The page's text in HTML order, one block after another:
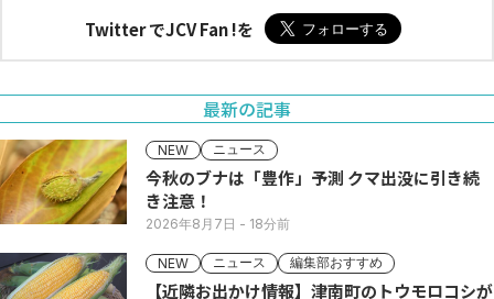
Twitter でJCV Fan !を
最新の記事
NEW ニュース
今秋のブナは「豊作」予測 クマ出没に引き続
き注意！
2026年8月7日 - 18分前
NEW ニュース 編集部おすすめ
【近隣お出かけ情報】津南町のトウモロコシが